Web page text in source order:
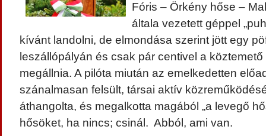
Fóris – Örkény hőse –
általa vezetett géppel
kívánt landolni, de elmondása szerint jött egy
leszállópályán és csak pár centivel a
megállnia. A pilóta miután az emelkedetten
szánalmasan felsült, társai aktív
áthangolta, és megalkotta magából „a levegő
hősöket, ha nincs; csinál. Abból, ami van.